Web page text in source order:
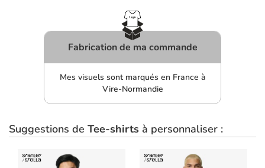
Fabrication de ma commande
Mes visuels sont marqués en France à
Vire-Normandie
Suggestions de Tee-shirts à personnaliser :